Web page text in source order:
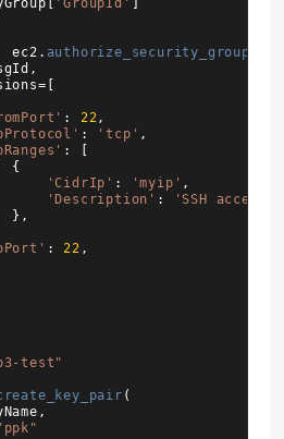
'GroupId'
ec2 .
,
= [
: 22,
: 'tcp' ,
:
[
{
'CidrIp' : 'myip' ,
'Description' :
'SSH
} ,
: 22 ,
test"
(
,